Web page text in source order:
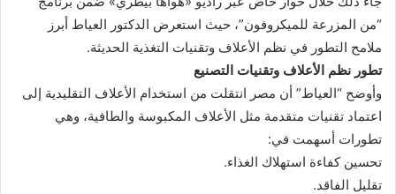
“من المزرعة للميكروفون”، حيث استعرض الدكتور العياط أبرز
ملامح التطور في نظم الأعلاف وتقنيات التغذية الحديثة.
تطور نظم الأعلاف وتقنيات التصنيع
وأوضح “العياط” أن مصر انتقلت من استخدام الأعلاف التقليدية إلى
اعتماد تقنيات متقدمة مثل الأعلاف المكبوسة والطافية، وهي
تطورات أسهمت في:
تحسين كفاءة استهلاك الغذاء.
تقليل الفاقد.